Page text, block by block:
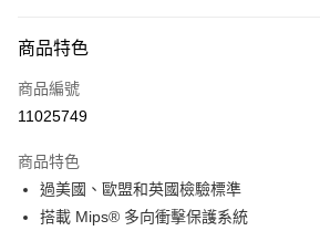
LINE Pay
Apple Pay
運送方式
全家店到店
商品特色
商品編號
11025749
商品特色
過美國、歐盟和英國檢驗標準
搭載 Mips® 多向衝擊保護系統